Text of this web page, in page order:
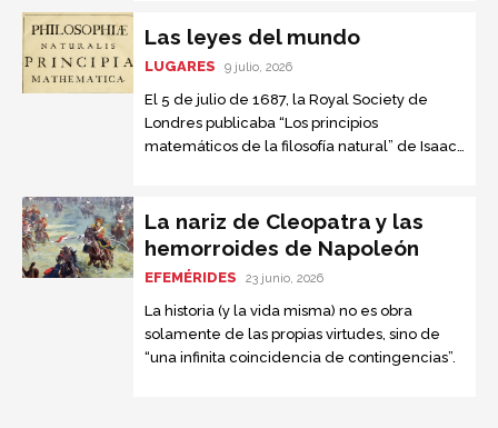
Las leyes del mundo
LUGARES 9 julio, 2026
El 5 de julio de 1687, la Royal Society de
Londres publicaba “Los principios
matemáticos de la filosofía natural” de Isaac
científica más importante jamás escrita.
La nariz de Cleopatra y las
hemorroides de Napoleón
EFEMÉRIDES 23 junio, 2026
La historia (y la vida misma) no es obra
solamente de las propias virtudes, sino de
“una infinita coincidencia de contingencias”.